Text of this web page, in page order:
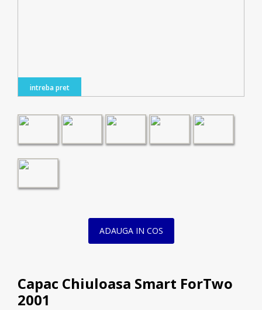
intreba pret
ADAUGA IN COS
Capac Chiuloasa Smart ForTwo
2001